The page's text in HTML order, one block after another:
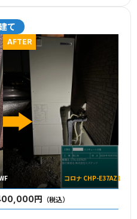
て
AFTER
コロナ CHP-E37AZ1
円 （税込）